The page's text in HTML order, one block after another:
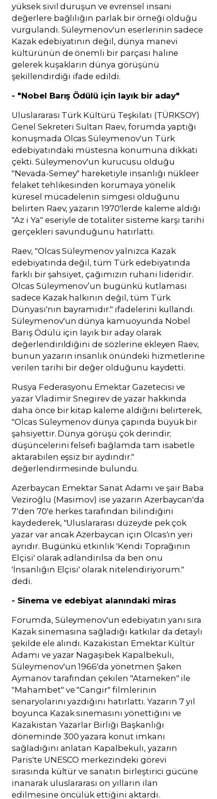
yüksek sivil duruşun ve evrensel insani
değerlere bağlılığın parlak bir örneği olduğu
vurgulandı. Süleymenov'un eserlerinin sadece
Kazak edebiyatının değil, dünya manevi
kültürünün de önemli bir parçası haline
gelerek kuşakların dünya görüşünü
şekillendirdiği ifade edildi.
- "Nobel Barış Ödülü için layık bir aday"
Uluslararası Türk Kültürü Teşkilatı (TÜRKSOY)
Genel Sekreteri Sultan Raev, forumda yaptığı
konuşmada Olcas Süleymenov'un Türk
edebiyatındaki müstesna konumuna dikkati
çekti. Süleymenov'un kurucusu olduğu
"Nevada-Semey" hareketiyle insanlığı nükleer
felaket tehlikesinden korumaya yönelik
küresel mücadelenin simgesi olduğunu
belirten Raev, yazarın 1970'lerde kaleme aldığı
"Az i Ya" eseriyle de totaliter sisteme karşı tarihi
gerçekleri savunduğunu hatırlattı.
Raev, "Olcas Süleymenov yalnızca Kazak
edebiyatında değil, tüm Türk edebiyatında
farklı bir şahsiyet, çağımızın ruhani lideridir.
Olcas Süleymenov’un bugünkü kutlaması
sadece Kazak halkının değil, tüm Türk
Dünyası'nın bayramıdır." ifadelerini kullandı.
Süleymenov'un dünya kamuoyunda Nobel
Barış Ödülü için layık bir aday olarak
değerlendirildiğini de sözlerine ekleyen Raev,
bunun yazarın insanlık önündeki hizmetlerine
verilen tarihi bir değer olduğunu kaydetti.
Rusya Federasyonu Emektar Gazetecisi ve
yazar Vladimir Snegirev de yazar hakkında
daha önce bir kitap kaleme aldığını belirterek,
"Olcas Süleymenov dünya çapında büyük bir
şahsiyettir. Dünya görüşü çok derindir;
düşüncelerini felsefi bağlamda tam isabetle
aktarabilen eşsiz bir aydındır."
değerlendirmesinde bulundu.
Azerbaycan Emektar Sanat Adamı ve şair Baba
Veziroğlu (Masimov) ise yazarın Azerbaycan'da
7'den 70'e herkes tarafından bilindiğini
kaydederek, "Uluslararası düzeyde pek çok
yazar var ancak Azerbaycan için Olcas'ın yeri
ayrıdır. Bugünkü etkinlik 'Kendi Toprağının
Elçisi' olarak adlandırılsa da ben onu
'İnsanlığın Elçisi' olarak nitelendiriyorum."
dedi.
- Sinema ve edebiyat alanındaki miras
Forumda, Süleymenov'un edebiyatın yanı sıra
Kazak sinemasına sağladığı katkılar da detaylı
şekilde ele alındı. Kazakistan Emektar Kültür
Adamı ve yazar Nagaşıbek Kapalbekulı,
Süleymenov'un 1966'da yönetmen Şaken
Aymanov tarafından çekilen "Atameken" ile
"Mahambet" ve "Cangir" filmlerinin
senaryolarını yazdığını hatırlattı. Yazarın 7 yıl
boyunca Kazak sinemasını yönettiğini ve
Kazakistan Yazarlar Birliği Başkanlığı
döneminde 300 yazara konut imkanı
sağladığını anlatan Kapalbekulı, yazarın
Paris'te UNESCO merkezindeki görevi
sırasında kültür ve sanatın birleştirici gücüne
inanarak uluslararası on yılların ilan
edilmesine öncülük ettiğini aktardı.